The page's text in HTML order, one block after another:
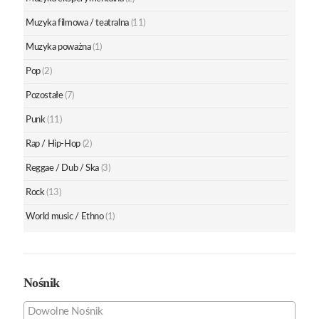
Muzyka filmowa / teatralna (11)
Muzyka poważna (1)
Pop (2)
Pozostałe (7)
Punk (11)
Rap / Hip-Hop (2)
Reggae / Dub / Ska (3)
Rock (13)
World music / Ethno (1)
Nośnik